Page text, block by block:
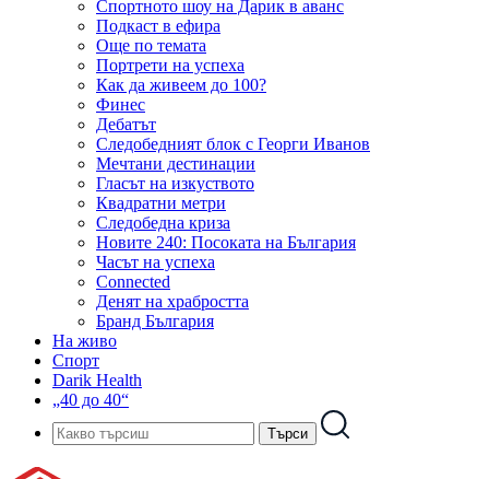
Спортното шоу на Дарик в аванс
Подкаст в ефира
Още по темата
Портрети на успеха
Как да живеем до 100?
Финес
Дебатът
Следобедният блок с Георги Иванов
Мечтани дестинации
Гласът на изкуството
Квадратни метри
Следобедна криза
Новите 240: Посоката на България
Часът на успеха
Connected
Денят на храбростта
Бранд България
На живо
Спорт
Darik Health
„40 до 40“